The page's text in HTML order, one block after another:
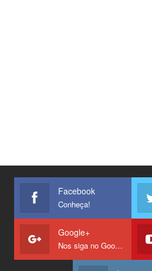
Facebook
Conheça!
Google+
Nos siga no Google +